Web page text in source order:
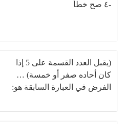
-٤ صح خطأ
(يقبل العدد القسمة على 5 إذا
كان أحاده صفر أو خمسة) …
الفرض في العبارة السابقة هو: